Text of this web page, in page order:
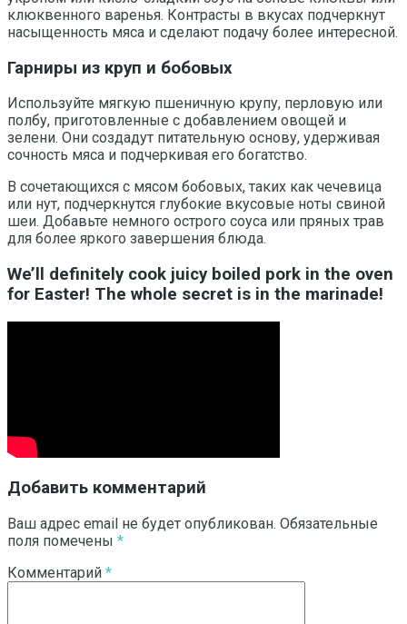
клюквенного варенья. Контрасты в вкусах подчеркнут
насыщенность мяса и сделают подачу более интересной.
Гарниры из круп и бобовых
Используйте мягкую пшеничную крупу, перловую или
полбу, приготовленные с добавлением овощей и
зелени. Они создадут питательную основу, удерживая
сочность мяса и подчеркивая его богатство.
В сочетающихся с мясом бобовых, таких как чечевица
или нут, подчеркнутся глубокие вкусовые ноты свиной
шеи. Добавьте немного острого соуса или пряных трав
для более яркого завершения блюда.
We’ll definitely cook juicy boiled pork in the oven
for Easter! The whole secret is in the marinade!
Добавить комментарий
Ваш адрес email не будет опубликован. Обязательные
поля помечены *
Комментарий *